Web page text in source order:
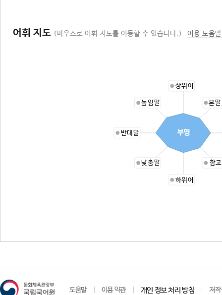
어휘 지도 (마우스로 어휘 지도를 이동할 수 있습니다.) 이용 도움
상위어
본
참
하위어
낮춤말
반대말
높임말
부명
도움말 이용 약관 개인 정보 처리 방침 저